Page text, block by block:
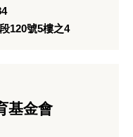
120號5樓之4
基金會